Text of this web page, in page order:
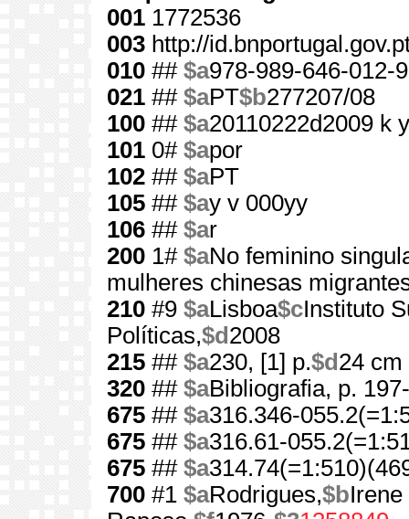
001 1772536
003 http://
010 ## $a978-989-646-012-9
021 ## $aPT$b277207/08
100 ## $a20110222d2009 k
101 0# $apor
102 ## $aPT
105 ## $ay v 000yy
106 ## $ar
200 1# $aNo feminino
mulheres chinesas
210 #9 $aLisboa$cInstituto
Políticas,$d 2008
215 ## $a230, [1] p.$d 24 cm
320 ## $aBibliografia, p.
675 ## $a316.346-
675 ## $a316.61-
675 ## $a
700 #1 $aRodrigues,$b